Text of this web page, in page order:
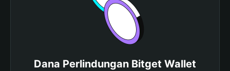
Dana Perlindungan Bitget Wallet